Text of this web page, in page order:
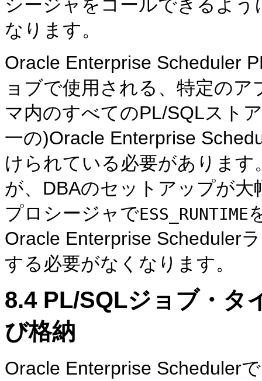
シージャをコールできるよ
なります。
Oracle Enterprise Scheduler
ョブで使用される、特定の
マ内のすべてのPL/SQLスト
一の)Oracle Enterprise
けられている必要がありま
が、DBAのセットアップが
プロシージャでESS_RUNTIME
Oracle Enterprise Scheduler
する必要がなくなります。
8.4 PL/SQLジョブ・タ
び格納
Oracle Enterprise Scheduler